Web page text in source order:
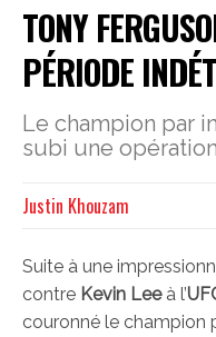
TONY
PÉRIODE
Le champion par
subi une
Justin Khouzam
Suite à une
contre Kevin Leeà l’
couronné le champion